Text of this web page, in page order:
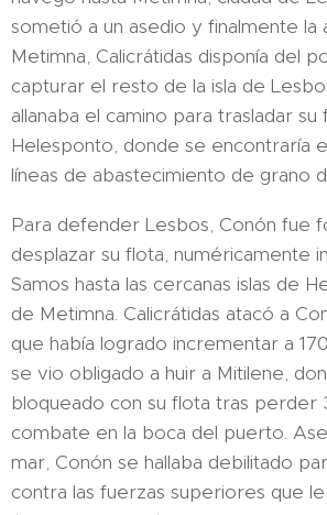
sometió a un asedio y finalmente la
Metimna, Calicrátidas disponía del
capturar el resto de la isla de
allanaba el camino para trasladar su
Helesponto, donde se encontraría
líneas de abastecimiento de grano
Para defender Lesbos, Conón fue
desplazar su flota, numéricamente
Samos hasta las cercanas islas de
de Metimna.​ Calicrátidas atacó a
que había logrado incrementar a
se vio obligado a huir a Mitilene,
bloqueado con su flota tras perder
combate en la boca del puerto.
mar, Conón se hallaba debilitado
contra las fuerzas superiores que